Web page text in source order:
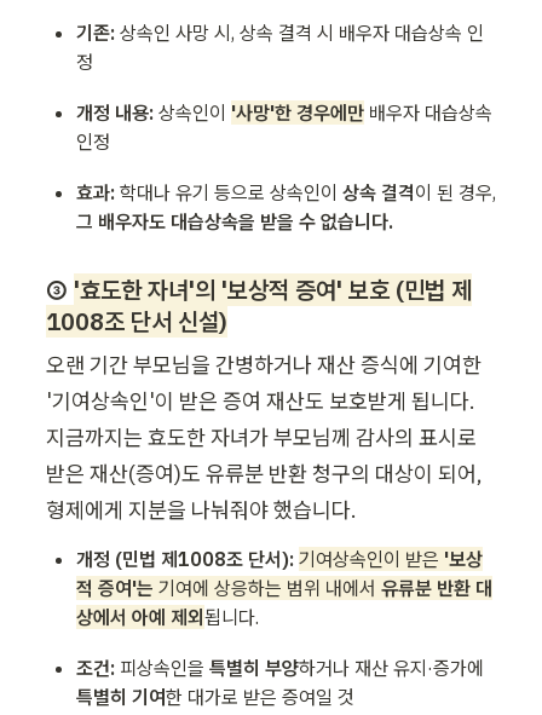
기존: 상속인 사망 시, 상속 결격 시 배우자 대습상속 인
정
개정 내용: 상속인이 '사망'한 경우에만 배우자 대습상속
인정
효과: 학대나 유기 등으로 상속인이 상속 결격
그 배우자도 대습상속을 받을 수 없습니다.
③ '효도한 자녀'의 '보상적 증여' 보호 (민법 제
1008조 단서 신설)
오랜 기간 부모님을 간병하거나 재산 증식에 기여한
'기여상속인'이 받은 증여 재산도 보호받게 됩니다.
지금까지는 효도한 자녀가 부모님께 감사의 표시로
받은 재산(증여)도 유류분 반환 청구의 대상이 되어,
형제에게 지분을 나눠줘야 했습니다.
개정 (민법 제1008조 단서): 기여상속인이 받은 '보상
적 증여'는 기여에 상응하는 범위 내에서 유류분 반환 대
상에서 아예 제외됩니다.
조건: 피상속인을 특별히 부양
특별히 기여한 대가로 받은 증여일 것